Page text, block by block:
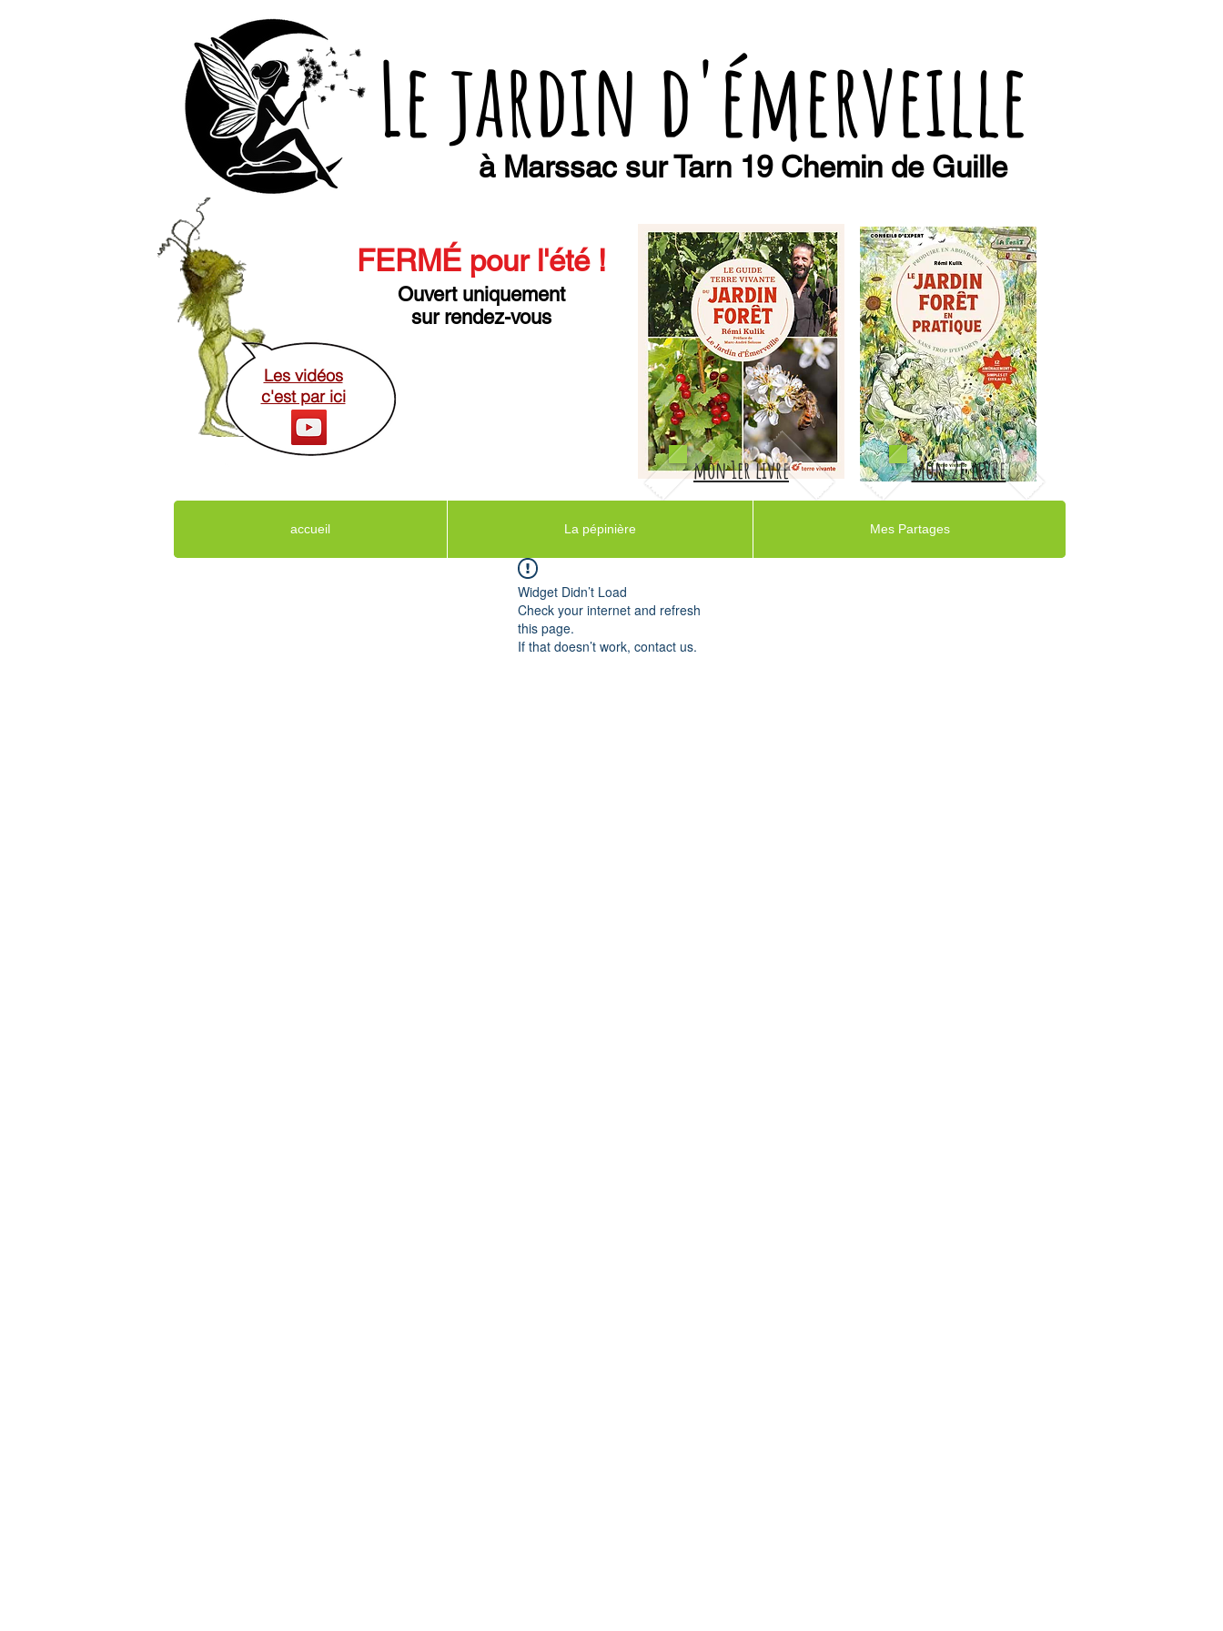
Le jardin d'émerveille
mon 1er livre mon 2e livre
à Marssac sur Tarn 19 Chemin de Guille
FERMÉ pour l'été!
Ouvert uniquement
sur rendez-vous
Les vidéos
c'est par ici
accueil La pépinière Mes Partages
Widget Didn’t Load
Check your internet and refresh
this page.
If that doesn’t work, contact us.